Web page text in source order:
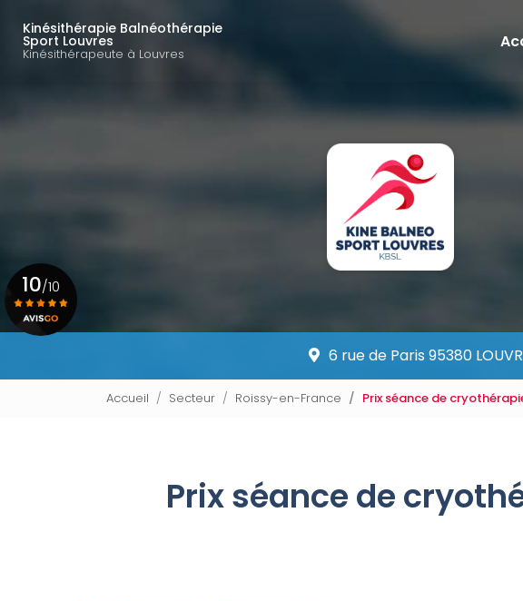
contenu
Kinésithérapie Balnéothérapie
Sport Louvres
Kinésithérapeute à Louvres
6 rue de Paris 95380
10/10
Accueil Secteur Roissy-en-France Prix séance de
Prix séance de